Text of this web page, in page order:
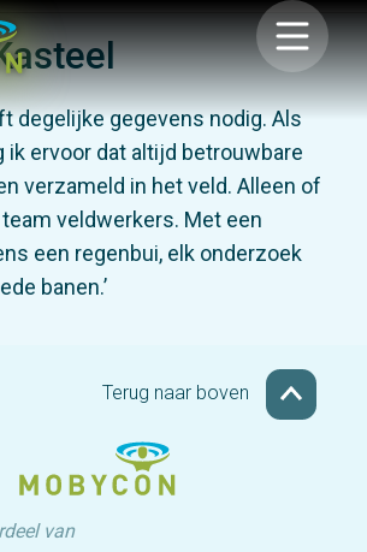
degelijke gegevens nodig. Als
ik ervoor dat altijd betrouwbare
verzameld in het veld. Alleen of
veldwerkers. Met een
een regenbui, elk onderzoek
banen.’
Terug naar boven
van